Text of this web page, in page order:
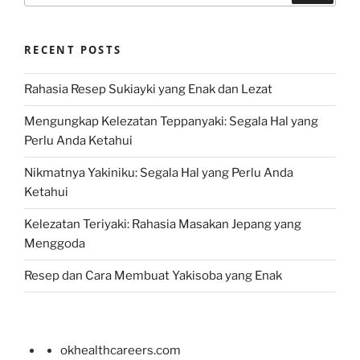
RECENT POSTS
Rahasia Resep Sukiayki yang Enak dan Lezat
Mengungkap Kelezatan Teppanyaki: Segala Hal yang
Perlu Anda Ketahui
Nikmatnya Yakiniku: Segala Hal yang Perlu Anda
Ketahui
Kelezatan Teriyaki: Rahasia Masakan Jepang yang
Menggoda
Resep dan Cara Membuat Yakisoba yang Enak
okhealthcareers.com